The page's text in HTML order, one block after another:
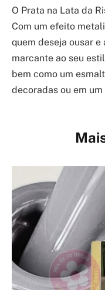
O Prata na Lata da
Com um efeito
quem deseja ousar
marcante ao seu
bem como um
decoradas ou em